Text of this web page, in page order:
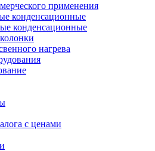
применения
конденсационные
конденсационные
нагрева
с ценами